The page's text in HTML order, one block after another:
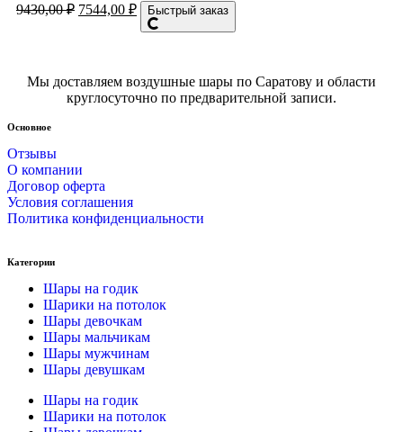
9430,00₽ 7544,00 ₽ Быстрый заказ
Мы доставляем воздушные шары по Саратову и области
круглосуточно по предварительной записи.
Основное
Отзывы
О компании
Договор оферта
Условия соглашения
Политика конфиденциальности
Категории
Шары на годик
Шарики на потолок
Шары девочкам
Шары мальчикам
Шары мужчинам
Шары девушкам
Шары на годик
Шарики на потолок